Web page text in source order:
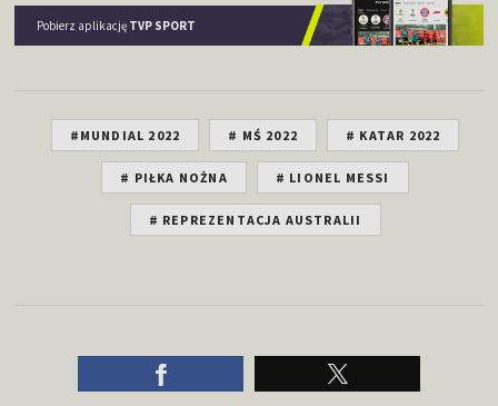
Pobierz aplikację TVP SPORT
#MUNDIAL 2022 # MŚ 2022 # KATAR 2022
# PIŁKA NOŻNA # LIONEL MESSI
# REPREZENTACJA AUSTRALII